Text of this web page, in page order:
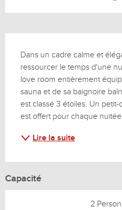
Dans un cadre calme et
ressourcer le temps d'une
love room entièrement
sauna et de sa baignoire
est classé 3 étoiles. Un
est offert pour chaque
Lire la suite
Capacité
2